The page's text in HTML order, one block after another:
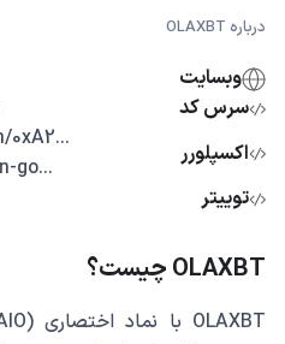
درباره OLAXBT
وبسایت
سرس کد
اکسپلورر
...https://bscscan.com/token/0xA2
...https://app.nansen.ai/token-go
توییتر
OLAXBT چیست؟